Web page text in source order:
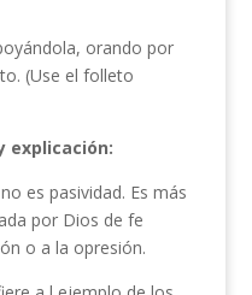
orando por
(Use el folleto
explicación:
es pasividad. Es más
por Dios de fe
o a la opresión.